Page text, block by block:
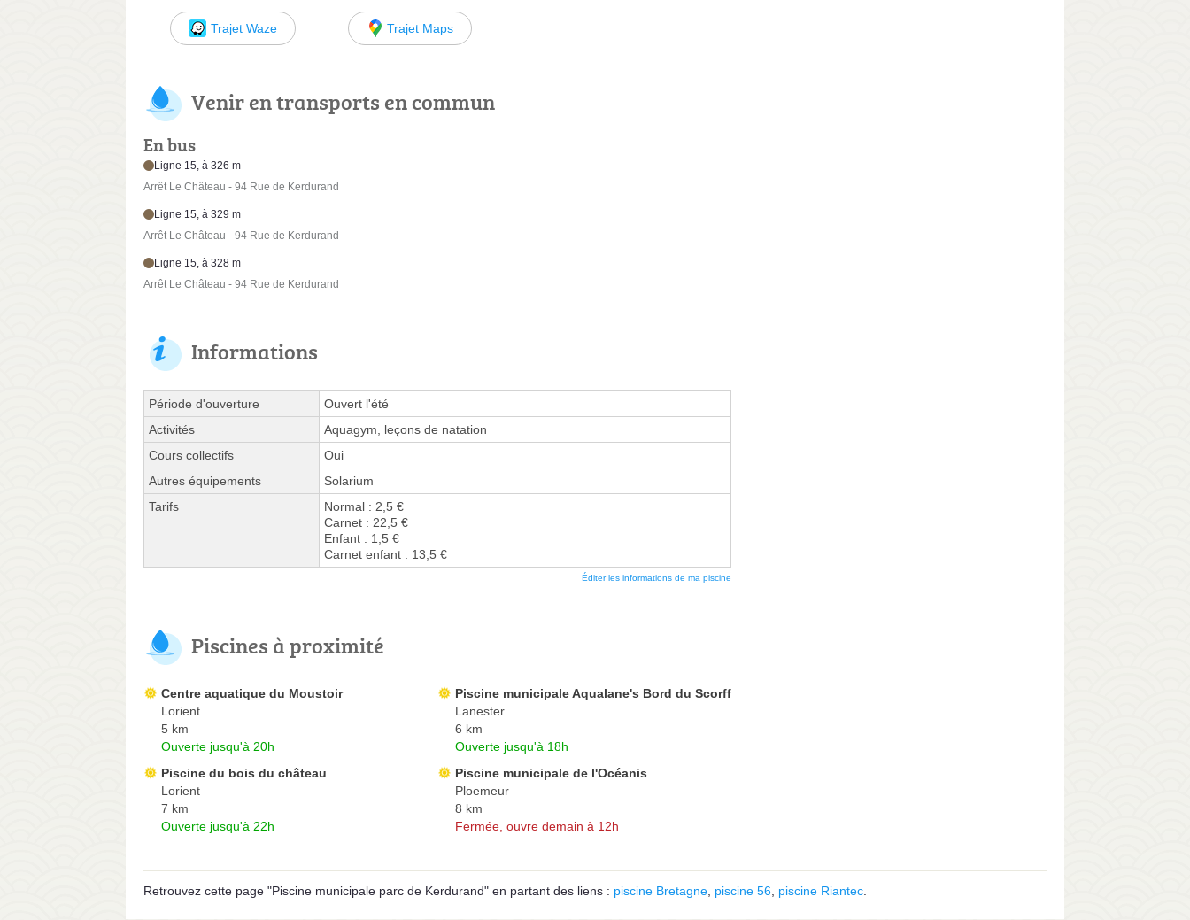
Trajet Waze Trajet Maps
Venir en transports en commun
En bus
Ligne 15, à 326 m
Arrêt Le Château - 94 Rue de Kerdurand
Ligne 15, à 329 m
Arrêt Le Château - 94 Rue de Kerdurand
Ligne 15, à 328 m
Arrêt Le Château - 94 Rue de Kerdurand
Informations
Période d'ouverture
Ouvert l'été
Activités
Aquagym, leçons de natation
Cours collectifs
Oui
Autres équipements
Solarium
Tarifs
Normal : 2,5 €
Carnet : 22,5 €
Enfant : 1,5 €
Carnet enfant : 13,5 €
Éditer les informations de ma piscine
Piscines à proximité
Centre aquatique du Moustoir
Lorient
5 km
Ouverte jusqu'à 20h
Piscine municipale Aqualane's Bord du Scorff
Lanester
6 km
Ouverte jusqu'à 18h
Piscine du bois du château
Lorient
7 km
Ouverte jusqu'à 22h
Piscine municipale de l'Océanis
Ploemeur
8 km
Fermée, ouvre demain à 12h
Retrouvez cette page "Piscine municipale parc de Kerdurand" en partant des liens : piscine Bretagne piscine 56 piscine Riantec